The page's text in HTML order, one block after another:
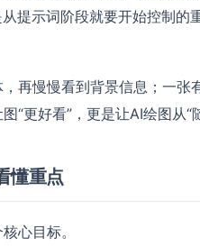
提示词阶段就要开始控制
再慢慢看到背景信息；一
更好看”，更是让AI绘图从“
懂重点
心目标。